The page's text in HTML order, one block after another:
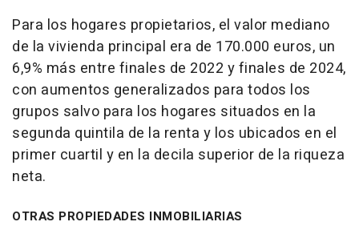
Para los hogares propietarios, el valor mediano
de la vivienda principal era de 170.000 euros, un
6,9% más entre finales de 2022 y finales de 2024,
con aumentos generalizados para todos los
grupos salvo para los hogares situados en la
segunda quintila de la renta y los ubicados en el
primer cuartil y en la decila superior de la riqueza
neta.
OTRAS PROPIEDADES INMOBILIARIAS